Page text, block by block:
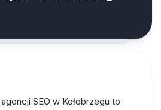
SEO w Kołobrzegu to